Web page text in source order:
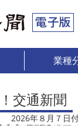
業種
交通新聞
2026年８月７日